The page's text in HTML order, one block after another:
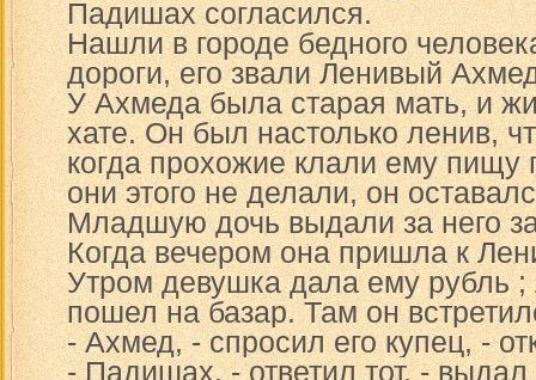
Падишах согласился.
Нашли в городе бедного
дороги, его звали Ленивый
У Ахмеда была старая мать, и
хате. Он был настолько ленив,
когда прохожие клали ему пищу
они этого не делали, он
Младшую дочь выдали за него
Когда вечером она пришла к
Утром девушка дала ему рубль
пошел на базар. Там он
- Ахмед, - спросил его купец, -
- Падишах, - ответил тот, -